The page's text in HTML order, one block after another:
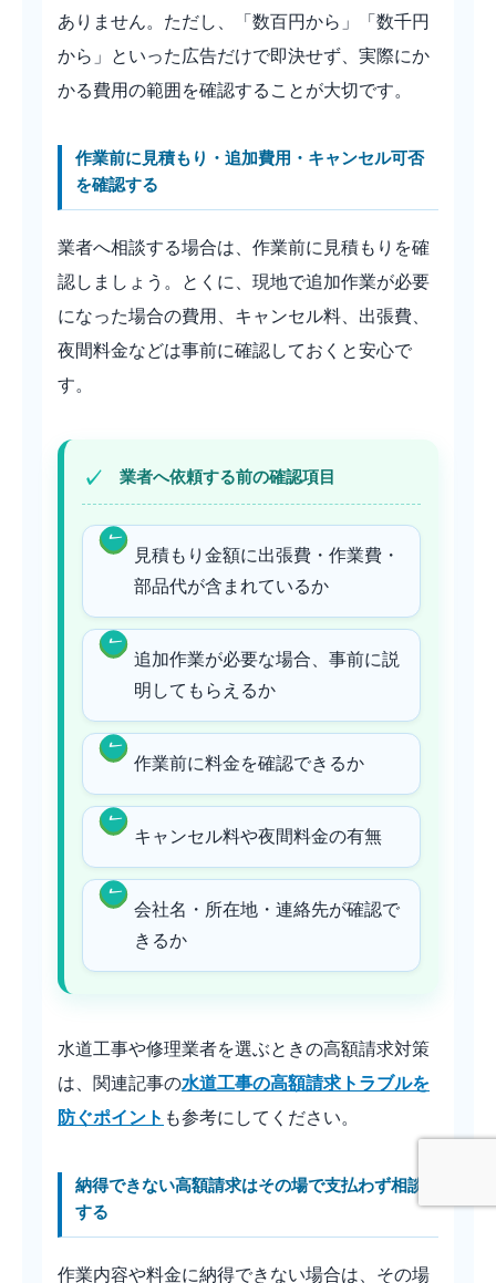
ありません。ただし、「数百円から」「数千円
から」といった広告だけで即決せず、実際にか
かる費用の範囲を確認することが大切です。
作業前に見積もり・追加費用・キャンセル可否
を確認する
業者へ相談する場合は、作業前に見積もりを確
認しましょう。とくに、現地で追加作業が必要
になった場合の費用、キャンセル料、出張費、
夜間料金などは事前に確認しておくと安心で
す。
業者へ依頼する前の確認項目
見積もり金額に出張費・作業費・
部品代が含まれているか
追加作業が必要な場合、事前に説
明してもらえるか
作業前に料金を確認できるか
キャンセル料や夜間料金の有無
会社名・所在地・連絡先が確認で
きるか
水道工事や修理業者を選ぶときの高額請求対策
は、関連記事の水道工事の高額請求トラブルを
防ぐポイント も参考にしてください。
納得できない高額請求はその場で支払わず相談
する
作業内容や料金に納得できない場合は、その場